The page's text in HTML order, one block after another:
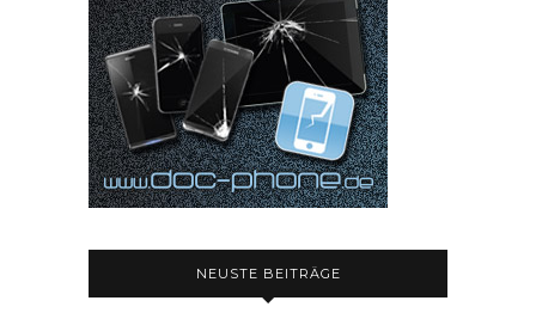
NEUSTE BEITRÄGE